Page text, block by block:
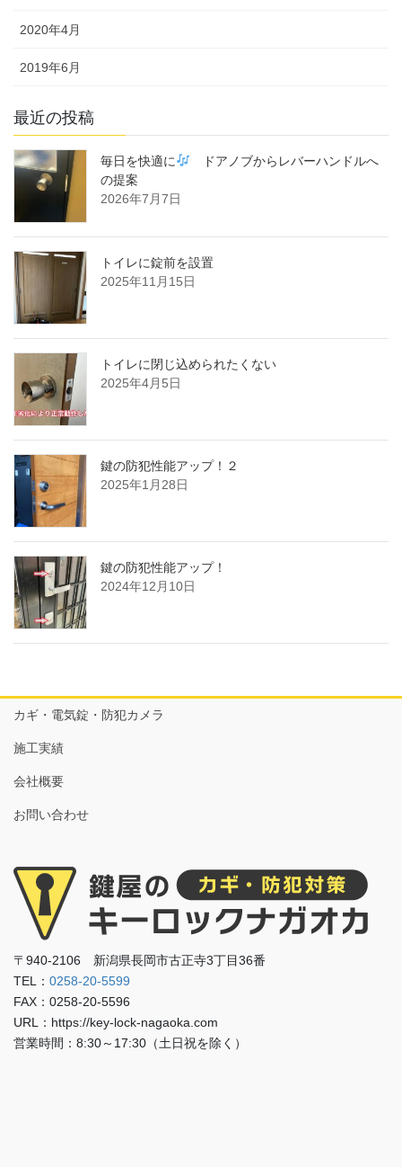
2020年4月
2019年6月
最近の投稿
毎日を快適に
ドアノブからレバーハンドルへ
の提案
2026年7月7日
トイレに錠前を設置
2025年11月15日
トイレに閉じ込められたくない
2025年4月5日
鍵の防犯性能アップ！２
2025年1月28日
鍵の防犯性能アップ！
2024年12月10日
カギ・電気錠・防犯カメラ
施工実績
会社概要
お問い合わせ
〒940-2106 新潟県長岡市古正寺3丁目36番
TEL： 0258-20-5599
FAX：0258-20-5596
URL：https://key-lock-nagaoka.com
営業時間：8:30～17:30（土日祝を除く）